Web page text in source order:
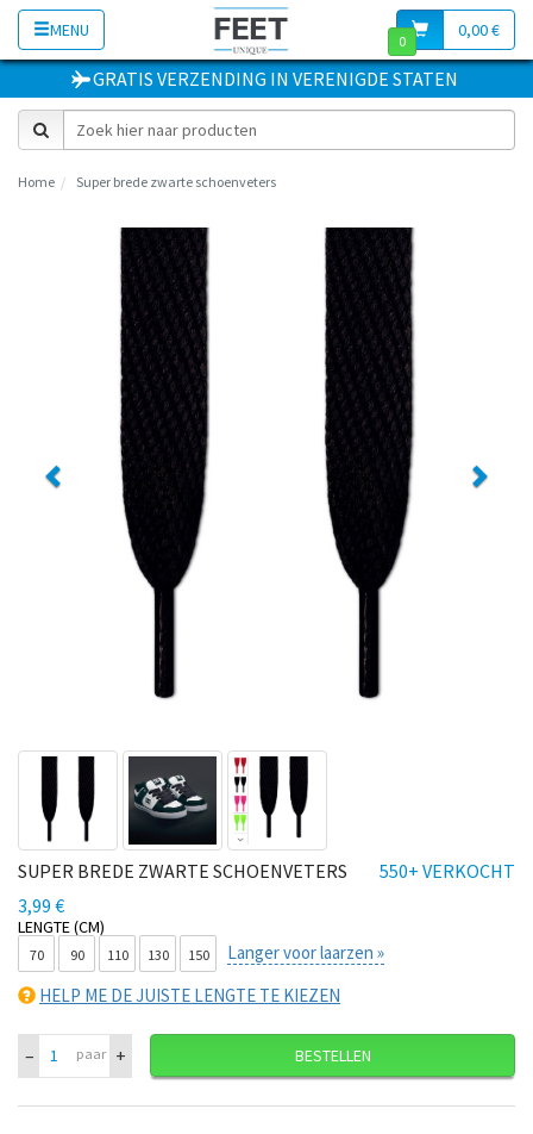
MENU 0,00 €
0
GRATIS VERZENDING IN VERENIGDE STATEN
Home Super brede zwarte schoenveters
Previous
550+ VERKOCHT
SUPER BREDE ZWARTE SCHOENVETERS
3,99 €
LENGTE (CM)
70 90 110 130 150
Langer voor laarzen »
HELP ME DE JUISTE LENGTE TE KIEZEN
– paar + BESTELLEN